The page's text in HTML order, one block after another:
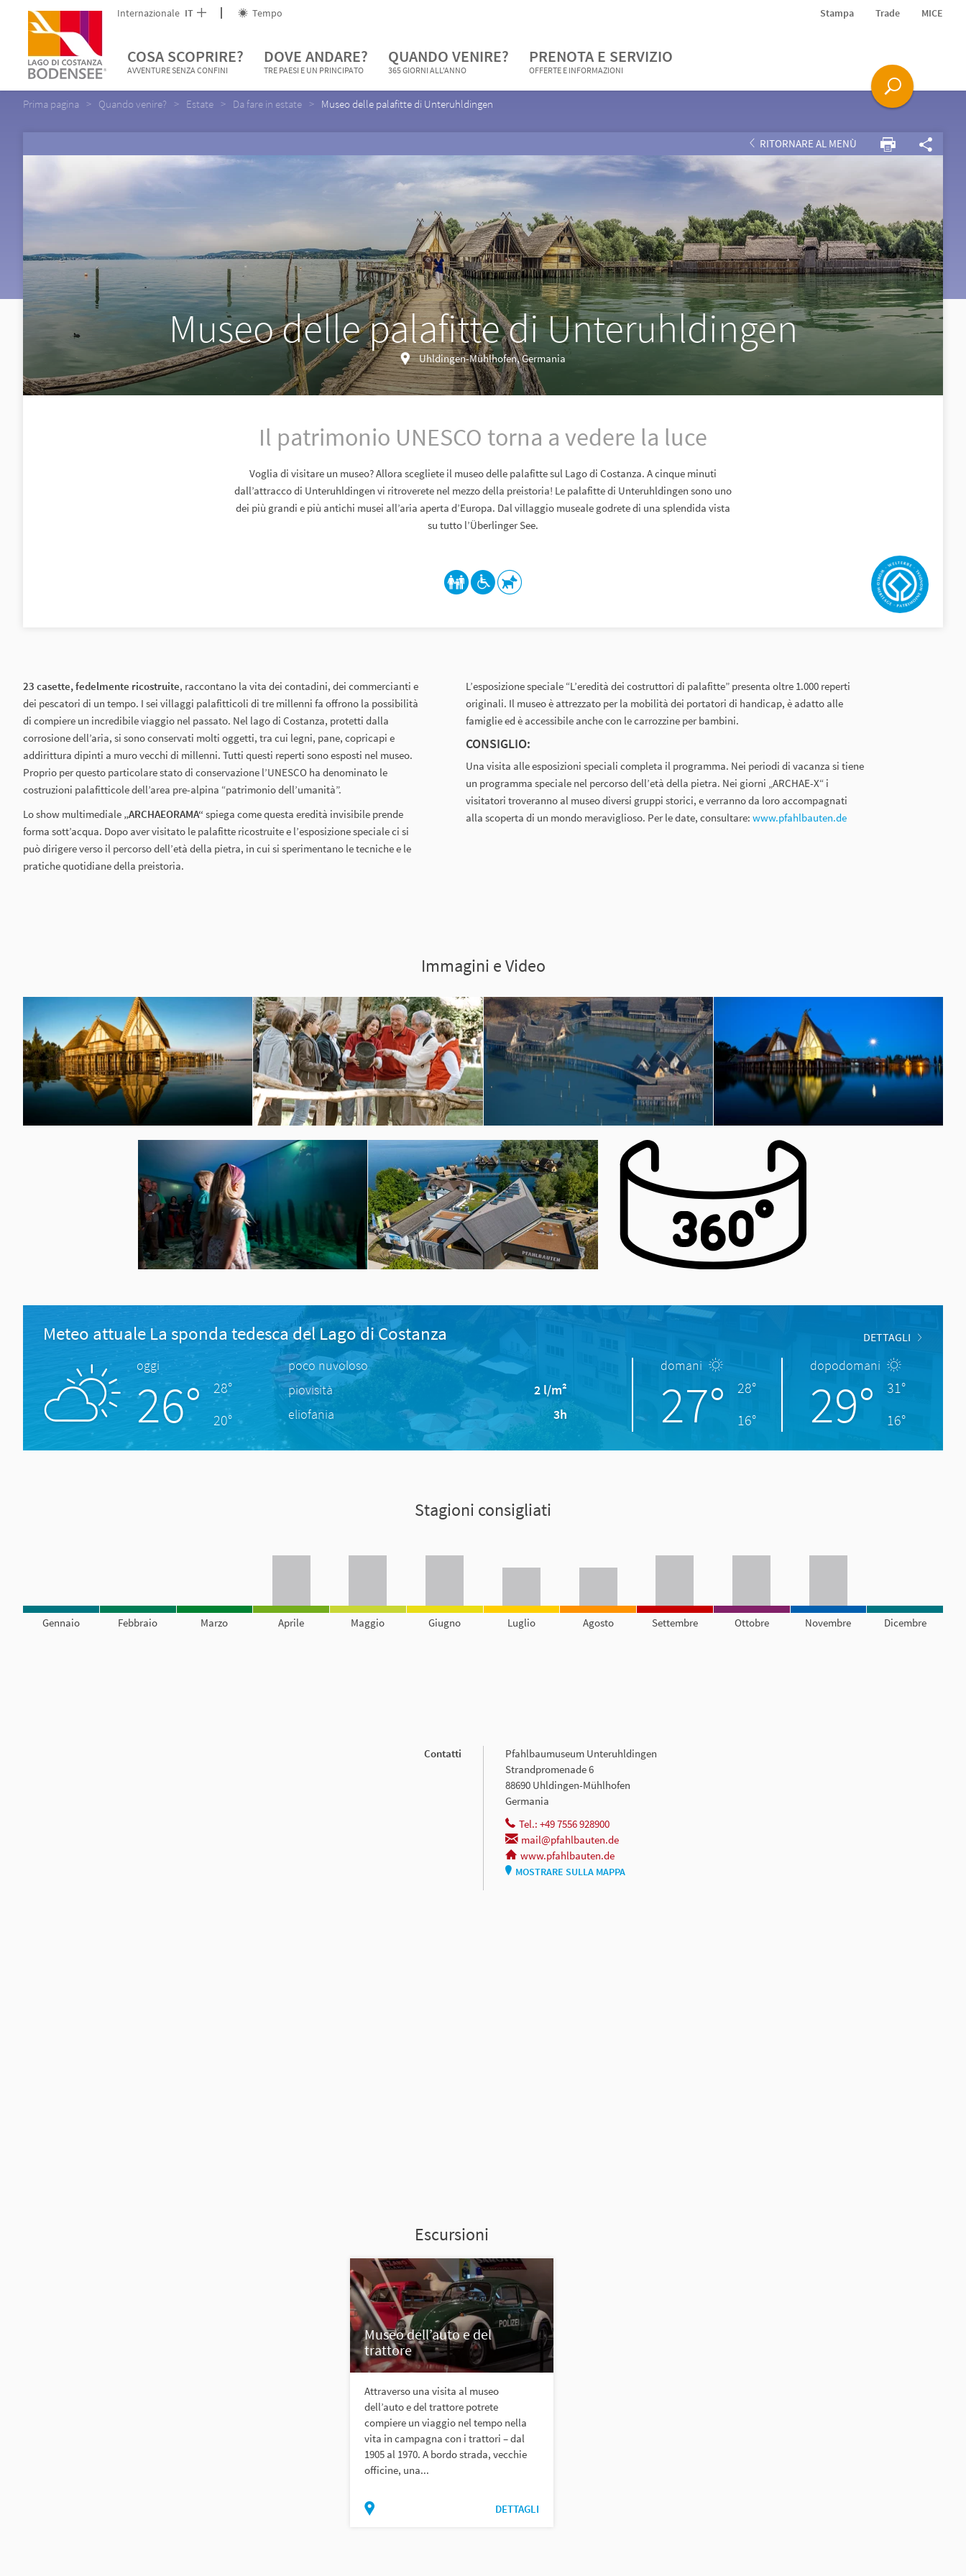
Internazionale IT Tempo Stampa Trade MICE
COSA SCOPRIRE?
AVVENTURE SENZA CONFINI
DOVE ANDARE?
TRE PAESI E UN PRINCIPATO
QUANDO VENIRE?
365 GIORNI ALL'ANNO
PRENOTA E SERVIZIO
OFFERTE E INFORMAZIONI
Prima pagina Quando venire? Estate Da fare in estate Museo delle palafitte di Unteruhldingen
RITORNARE AL MENÙ
Museo delle palafitte di Unteruhldingen
Uhldingen-Mühlhofen, Germania
Il patrimonio UNESCO torna a vedere la luce
Voglia di visitare un museo? Allora scegliete il museo delle palafitte sul Lago di Costanza. A cinque minuti
dall’attracco di Unteruhldingen vi ritroverete nel mezzo della preistoria! Le palafitte di Unteruhldingen sono uno
dei più grandi e più antichi musei all’aria aperta d’Europa. Dal villaggio museale godrete di una splendida vista
su tutto l’Überlinger See.
23 casette, fedelmente ricostruite, raccontano la vita dei contadini, dei commercianti e
dei pescatori di un tempo. I sei villaggi palafitticoli di tre millenni fa offrono la possibilità
di compiere un incredibile viaggio nel passato. Nel lago di Costanza, protetti dalla
corrosione dell’aria, si sono conservati molti oggetti, tra cui legni, pane, copricapi e
addirittura dipinti a muro vecchi di millenni. Tutti questi reperti sono esposti nel museo.
Proprio per questo particolare stato di conservazione l’UNESCO ha denominato le
costruzioni palafitticole dell’area pre-alpina “patrimonio dell’umanità”.
Lo show multimediale „ARCHAEORAMA“ spiega come questa eredità invisibile prende
forma sott’acqua. Dopo aver visitato le palafitte ricostruite e l’esposizione speciale ci si
può dirigere verso il percorso dell’età della pietra, in cui si sperimentano le tecniche e le
pratiche quotidiane della preistoria.
L’esposizione speciale “L’eredità dei costruttori di palafitte” presenta oltre 1.000 reperti
originali. Il museo è attrezzato per la mobilità dei portatori di handicap, è adatto alle
famiglie ed è accessibile anche con le carrozzine per bambini.
CONSIGLIO:
Una visita alle esposizioni speciali completa il programma. Nei periodi di vacanza si tiene
un programma speciale nel percorso dell’età della pietra. Nei giorni „ARCHAE-X“ i
visitatori troveranno al museo diversi gruppi storici, e verranno da loro accompagnati
alla scoperta di un mondo meraviglioso. Per le date, consultare: www.pfahlbauten.de
Immagini e Video
Meteo attuale La sponda tedesca del Lago di Costanza DETTAGLI
oggi
26°
28°
20°
poco nuvoloso
piovisità
2 l/m²
eliofania
3h
domani
27°
28°
16°
dopodomani
29°
31°
16°
Stagioni consigliati
Gennaio Febbraio Marzo Aprile Maggio Giugno Luglio Agosto Settembre Ottobre Novembre Dicembre
Contatti
Pfahlbaumuseum Unteruhldingen
Strandpromenade 6
88690 Uhldingen-Mühlhofen
Germania
Tel.: +49 7556 928900
mail@pfahlbauten.de
www.pfahlbauten.de
MOSTRARE SULLA MAPPA
Escursioni
Museo dell’auto e del
trattore
Attraverso una visita al museo
dell’auto e del trattore potrete
compiere un viaggio nel tempo nella
vita in campagna con i trattori – dal
1905 al 1970. A bordo strada, vecchie
officine, una...
DETTAGLI